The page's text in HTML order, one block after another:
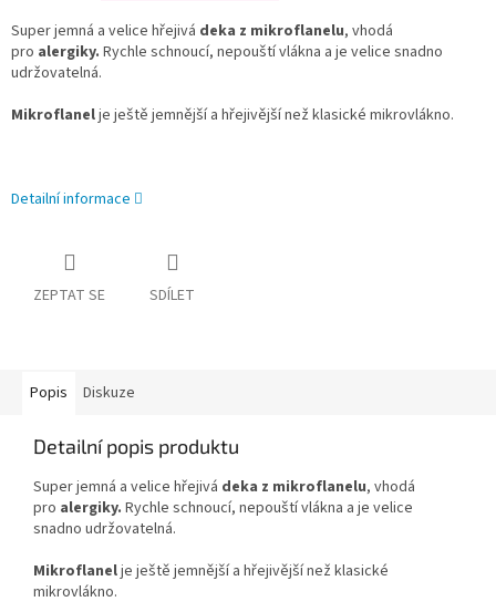
Super jemná a velice hřejivá deka z mikroflanelu, vhodá
pro alergiky. Rychle schnoucí, nepouští vlákna a je velice snadno
udržovatelná.
Mikroflanelje ještě jemnější a hřejivější než klasické mikrovlákno.
Detailní informace
ZEPTAT SE SDÍLET
Popis Diskuze
Detailní popis produktu
Super jemná a velice hřejivá deka z mikroflanelu, vhodá
pro alergiky. Rychle schnoucí, nepouští vlákna a je velice
snadno udržovatelná.
Mikroflanelje ještě jemnější a hřejivější než klasické
mikrovlákno.